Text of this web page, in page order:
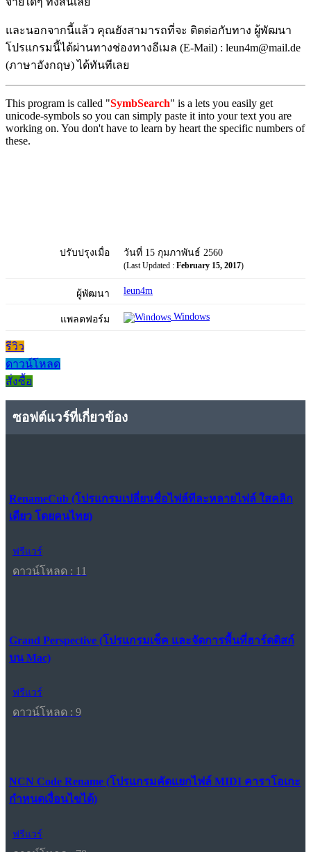
และนอกจากนี้แล้ว คุณยังสามารถที่จะ ติดต่อกับทาง ผู้พัฒนา
โปรแกรมนี้ได้ผ่านทางช่องทางอีเมล (E-Mail) : leun4m@mail.de
(ภาษาอังกฤษ) ได้ทันทีเลย
This program is called "SymbSearch" is a lets you easily get
unicode-symbols so you can simply paste it into your text you are
working on. You don't have to learn by heart the specific numbers of
these.
ปรับปรุงเมื่อ วันที่ 15 กุมภาพันธ์ 2560
(Last Updated : February 15, 2017)
ผู้พัฒนา leun4m
แพลตฟอร์ม Windows
รีวิว
ดาวน์โหลด
สั่งซื้อ
ซอฟต์แวร์ที่เกี่ยวข้อง
RenameCub (โปรแกรมเปลี่ยนชื่อไฟล์ทีละหลายไฟล์ ใสคลิก
เดียว โดยคนไทย)
ฟรีแวร์
ดาวน์โหลด : 11
Grand Perspective (โปรแกรมเช็ค และจัดการพื้นที่ฮาร์ดดิสก์
บน Mac)
ฟรีแวร์
ดาวน์โหลด : 9
NCN Code Rename (โปรแกรมคัดแยกไฟล์ MIDI คาราโอเกะ
กำหนดเงื่อนไขได้)
ฟรีแวร์